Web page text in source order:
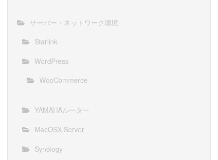
サーバー・ネットワーク環境
Starlink
WordPress
WooCommerce
YAMAHAルーター
MacOSX Server
Synology